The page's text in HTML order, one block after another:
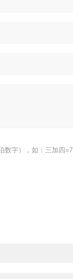
数字），如：三加四=7